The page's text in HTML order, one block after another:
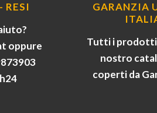
RESI
oppure
GARANZIA
Tutti i
nostro
coperti da